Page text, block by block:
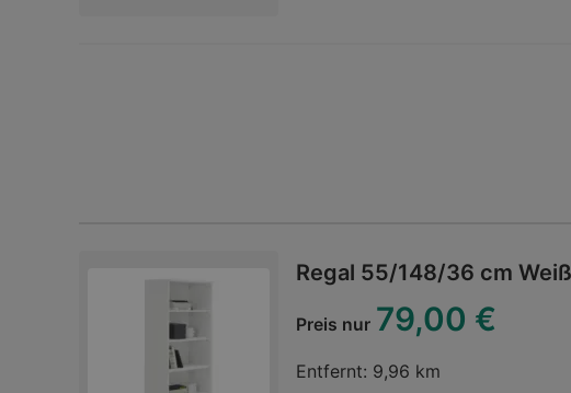
Regal 55/148/36 cm Weiß
Preis nur 79,00 €
Entfernt: 9,96 km